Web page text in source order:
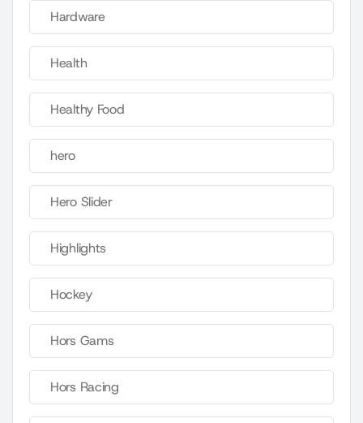
Hardware
Health
Healthy Food
hero
Hero Slider
Highlights
Hockey
Hors Gams
Hors Racing